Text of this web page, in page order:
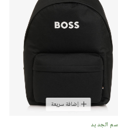
إضافة سريعة
الجديد